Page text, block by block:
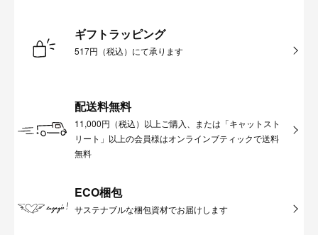
ギフトラッピング
517円（税込）にて承ります
配送料無料
11,000円（税込）以上ご購入、または「キャットスト
リート」以上の会員様はオンラインブティックで送料
無料
ECO梱包
サステナブルな梱包資材でお届けします